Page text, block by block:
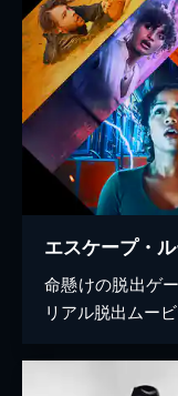
命懸けの脱出ゲ
リアル脱出ムー